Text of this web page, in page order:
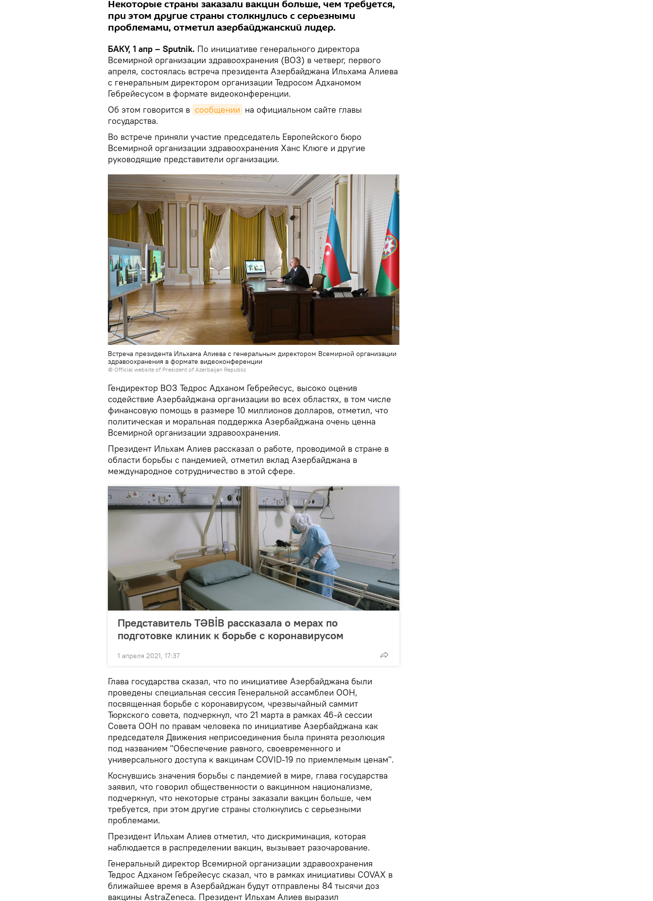
Некоторые страны заказали вакцин больше, чем требуется,
при этом другие страны столкнулись с серьезными
проблемами, отметил азербайджанский лидер.
БАКУ, 1 апр – Sputnik. По инициативе генерального директора
Всемирной организации здравоохранения (ВОЗ) в четверг, первого
апреля, состоялась встреча президента Азербайджана Ильхама Алиева
с генеральным директором организации Тедросом Адханомом
Гебрейесусом в формате видеоконференции.
Об этом говорится в сообщении на официальном сайте главы
государства.
Во встрече приняли участие председатель Европейского бюро
Всемирной организации здравоохранения Ханс Клюге и другие
руководящие представители организации.
Встреча президента Ильхама Алиева с генеральным директором Всемирной организации
здравоохранения в формате видеоконференции
© Official website of President of Azerbaijan Republic
Гендиректор ВОЗ Тедрос Адханом Гебрейесус, высоко оценив
содействие Азербайджана организации во всех областях, в том числе
финансовую помощь в размере 10 миллионов долларов, отметил, что
политическая и моральная поддержка Азербайджана очень ценна
Всемирной организации здравоохранения.
Президент Ильхам Алиев рассказал о работе, проводимой в стране в
области борьбы с пандемией, отметил вклад Азербайджана в
международное сотрудничество в этой сфере.
Представитель TƏBİB рассказала о мерах по
подготовке клиник к борьбе с коронавирусом
1 апреля 2021, 17:37
Глава государства сказал, что по инициативе Азербайджана были
проведены специальная сессия Генеральной ассамблеи ООН,
посвященная борьбе с коронавирусом, чрезвычайный саммит
Тюркского совета, подчеркнул, что 21 марта в рамках 46-й сессии
Совета ООН по правам человека по инициативе Азербайджана как
председателя Движения неприсоединения была принята резолюция
под названием "Обеспечение равного, своевременного и
универсального доступа к вакцинам COVID-19 по приемлемым ценам".
Коснувшись значения борьбы с пандемией в мире, глава государства
заявил, что говорил общественности о вакцинном национализме,
подчеркнул, что некоторые страны заказали вакцин больше, чем
требуется, при этом другие страны столкнулись с серьезными
проблемами.
Президент Ильхам Алиев отметил, что дискриминация, которая
наблюдается в распределении вакцин, вызывает разочарование.
Генеральный директор Всемирной организации здравоохранения
Тедрос Адханом Гебрейесус сказал, что в рамках инициативы COVAX в
ближайшее время в Азербайджан будут отправлены 84 тысячи доз
вакцины AstraZeneca. Президент Ильхам Алиев выразил